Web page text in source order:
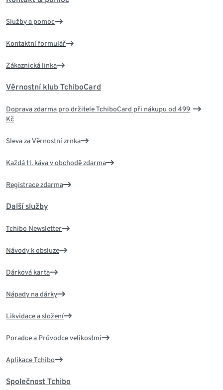
Služby a pomoc
Kontaktní formulář
Zákaznická linka
Věrnostní klub TchiboCard
Doprava zdarma pro držitele TchiboCard při nákupu od 499
Kč
Sleva za Věrnostní zrnka
Každá 11. káva v obchodě zdarma
Registrace zdarma
Další služby
Tchibo Newsletter
Návody k obsluze
Dárková karta
Nápady na dárky
Likvidace a složení
Poradce a Průvodce velikostmi
Aplikace Tchibo
Společnost Tchibo